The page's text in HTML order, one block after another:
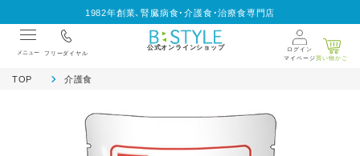
1982年創業、腎臓病食・介護食・治療食専門店
メニュー フリーダイヤル
公式オンラインショップ
ログイン
マイページ買い物かご
TOP 介護食